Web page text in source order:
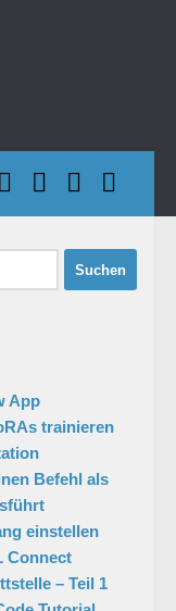
App
trainieren
Befehl als
einstellen
Connect
– Teil 1